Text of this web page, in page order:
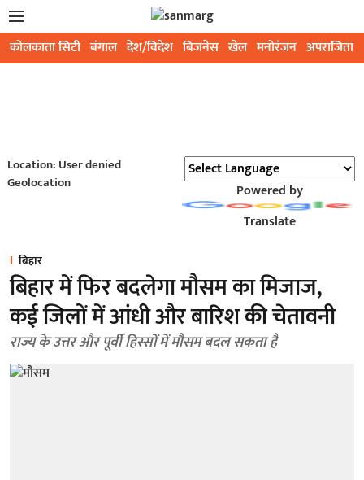
कोलकाता सिटी बंगाल देश/विदेश बिजनेस खेल मनोरंजन अपराजिता
Location: User denied
Geolocation
Powered by
Translate
बिहार
बिहार में फिर बदलेगा मौसम का मिजाज,
कई जिलों में आंधी और बारिश की चेतावनी
राज्य के उत्तर और पूर्वी हिस्सों में मौसम बदल सकता है